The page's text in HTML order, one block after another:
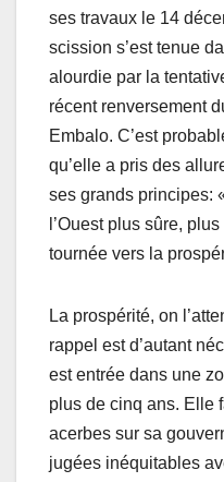
ses travaux le 14
scission s’est tenue
alourdie par la
récent renversement
Embalo. C’est
qu’elle a pris des
ses grands principes:
l’Ouest plus sûre,
tournée vers la
La prospérité, on
rappel est d’autant
est entrée dans une
plus de cinq ans. Elle
acerbes sur sa
jugées inéquitables